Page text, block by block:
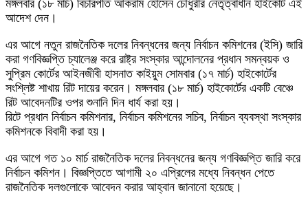
মঙ্গলবার (১৮ মার্চ) বিচারপতি আকরাম হোসেন চৌধুরীর নেতৃত্বাধীন হাইকোর্ট এই
আদেশ দেন।
এর আগে নতুন রাজনৈতিক দলের নিবন্ধনের জন্য নির্বাচন কমিশনের (ইসি) জারি
করা গণবিজ্ঞপ্তি চ্যালেঞ্জ করে রাষ্ট্র সংস্কার আন্দোলনের প্রধান সমন্বয়ক ও
সুপ্রিম কোর্টের আইনজীবী হাসনাত কাইয়ুম সোমবার (১৭ মার্চ) হাইকোর্টের
সংশ্লিষ্ট শাখায় রিট দায়ের করেন। মঙ্গলবার (১৮ মার্চ) হাইকোর্টের একটি বেঞ্চে
রিট আবেদনটির ওপর শুনানি দিন ধার্য করা হয়।
রিটে প্রধান নির্বাচন কমিশনার, নির্বাচন কমিশনের সচিব, নির্বাচন ব্যবস্থা সংস্কার
কমিশনকে বিবাদী করা হয়।
এর আগে গত ১০ মার্চ রাজনৈতিক দলের নিবন্ধনের জন্য গণবিজ্ঞপ্তি জারি করে
নির্বাচন কমিশন। বিজ্ঞপ্তিতে আগামী ২০ এপ্রিলের মধ্যে নিবন্ধন পেতে
রাজনৈতিক দলগুলোকে আবেদন করার আহ্বান জানানো হয়েছে।